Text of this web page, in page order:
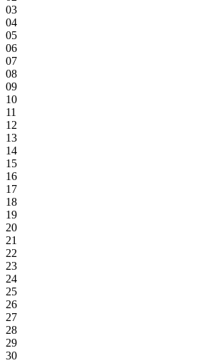
03
04
05
06
07
08
09
10
11
12
13
14
15
16
17
18
19
20
21
22
23
24
25
26
27
28
29
30